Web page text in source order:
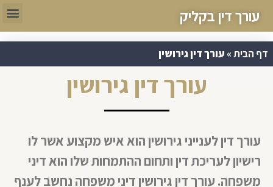
עורך דין בקליק
דף הבית»עורך דין גירושין
עורך דין גירושין
עורך דין לענייני גירושין הוא איש מקצוע אשר לו
רישיון לעריכת דין ותחום ההתמחות שלו הוא דיני
משפחה. עורך דין גירושין דיני משפחה נחשב לענף